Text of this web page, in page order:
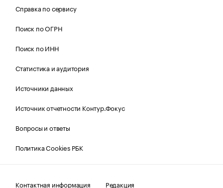
Справка по сервису
Поиск по ОГРН
Поиск по ИНН
Статистика и аудитория
Источники данных
Источник отчетности Контур.Фокус
Вопросы и ответы
Политика Cookies РБК
Контактная информация Редакция